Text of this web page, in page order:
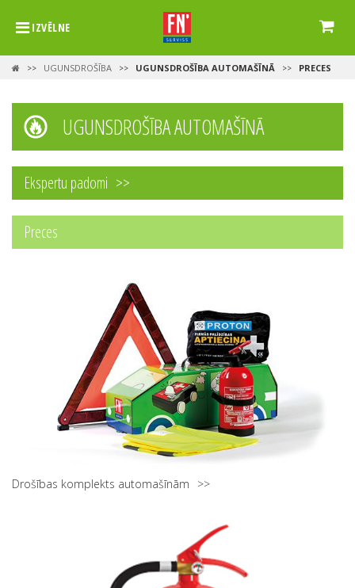
IZVĒLNE
>> UGUNSDROŠĪBA >> UGUNSDROŠĪBA AUTOMAŠĪNĀ >> PRECES
UGUNSDROŠĪBA AUTOMAŠĪNĀ
Ekspertu padomi
Preces
Drošības komplekts automašīnām